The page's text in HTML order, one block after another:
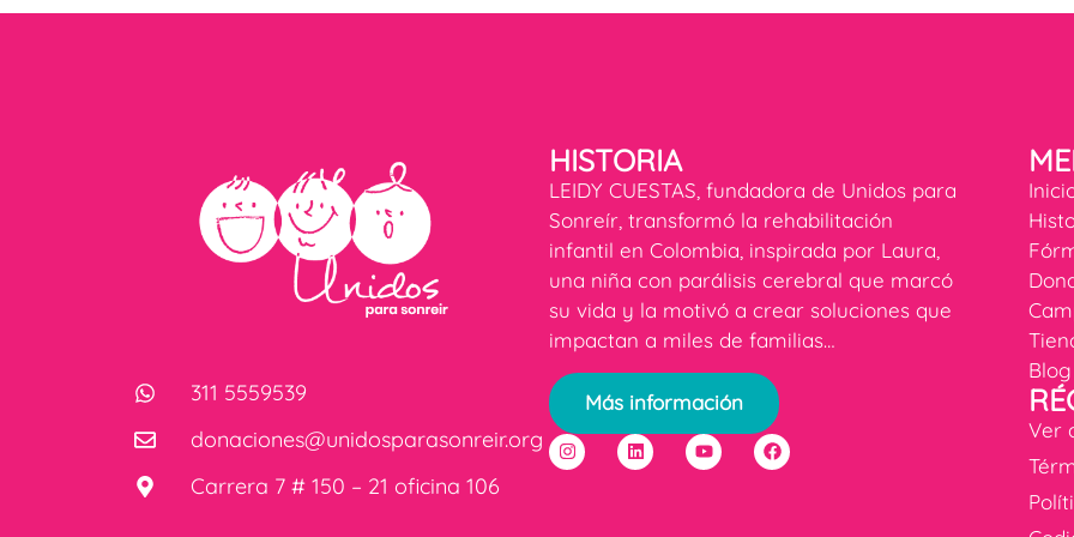
311 5559539
donaciones@unidosparasonreir.org
Carrera 7 # 150 – 21 oficina 106
HISTORIA
LEIDY CUESTAS, fundadora de Unidos para
Sonreír, transformó la rehabilitación
infantil en Colombia, inspirada por Laura,
una niña con parálisis cerebral que marcó
su vida y la motivó a crear soluciones que
impactan a miles de familias…
Más información
Blog
Ver